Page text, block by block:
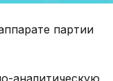
партии